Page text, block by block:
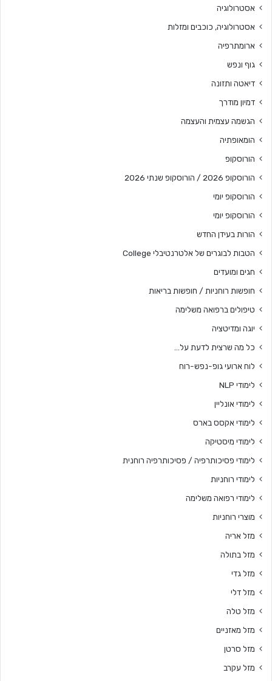
אסטרולוגיה
אסטרולוגיה, כוכבים ומזלות
ארומתרפיה
גוף ונפש
דיאטה ותזונה
דמיון מודרך
הגשמה עצמית והעצמה
הומאופתיה
הורוסקופ
הורוסקופ 2026 / הורוסקופ שנתי 2026
הורוסקופ יומי
הורוסקופ יומי
הורות בעידן החדש
הטבות לבוגרים של אלטרנטיבלי College
חגים ומועדים
חופשות רוחניות / חופשות בריאות
טיפולים ברפואה משלימה
יוגה ומדיטציה
כל מה שרצית לדעת על…
לוח ארועי גופ-נפש-רוח
לימודי NLP
לימודי אונליין
לימודי אקסס בארס
לימודי מיסטיקה
לימודי פסיכותרפיה / פסיכותרפיה רוחנית
לימודי רוחניות
לימודי רפואה משלימה
מוצרי רוחניות
מזל אריה
מזל בתולה
מזל גדי
מזל דלי
מזל טלה
מזל מאזניים
מזל סרטן
מזל עקרב